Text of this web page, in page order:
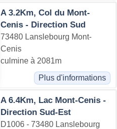
A 3.2Km, Col du Mont-
Cenis - Direction Sud
73480 Lanslebourg Mont-
Cenis
culmine à 2081m
Plus d'informations
A 6.4Km, Lac Mont-Cenis -
Direction Sud-Est
D1006 - 73480 Lanslebourg